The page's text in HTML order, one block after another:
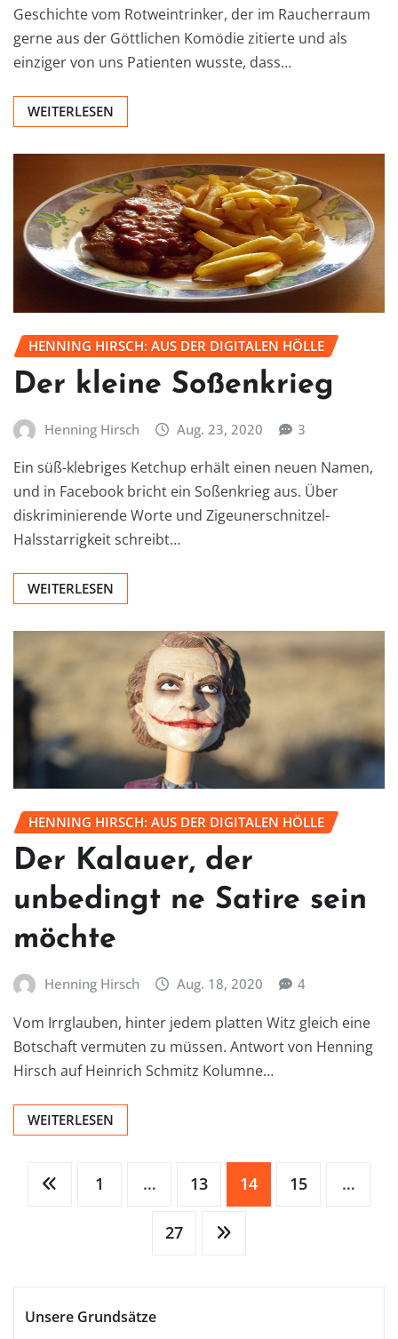
Geschichte vom Rotweintrinker, der im Raucherraum
gerne aus der Göttlichen Komödie zitierte und als
einziger von uns Patienten wusste, dass…
WEITERLESEN
HENNING HIRSCH: AUS DER DIGITALEN HÖLLE
Der kleine Soßenkrieg
Henning Hirsch Aug. 23, 2020 3
Ein süß-klebriges Ketchup erhält einen neuen Namen,
und in Facebook bricht ein Soßenkrieg aus. Über
diskriminierende Worte und Zigeunerschnitzel-
Halsstarrigkeit schreibt…
WEITERLESEN
HENNING HIRSCH: AUS DER DIGITALEN HÖLLE
Der Kalauer, der
unbedingt ne Satire sein
möchte
Henning Hirsch Aug. 18, 2020 4
Vom Irrglauben, hinter jedem platten Witz gleich eine
Botschaft vermuten zu müssen. Antwort von Henning
Hirsch auf Heinrich Schmitz Kolumne…
WEITERLESEN
Seitennummerierung
1 … 13 14 15 …
27
Unsere Grundsätze